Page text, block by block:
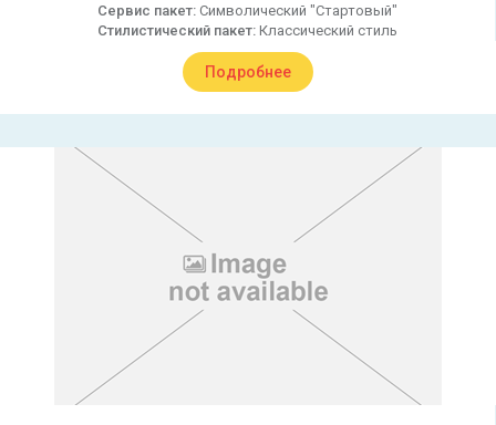
Сервис пакет: Символический "Стартовый"
Стилистический пакет: Классический стиль
Подробнее